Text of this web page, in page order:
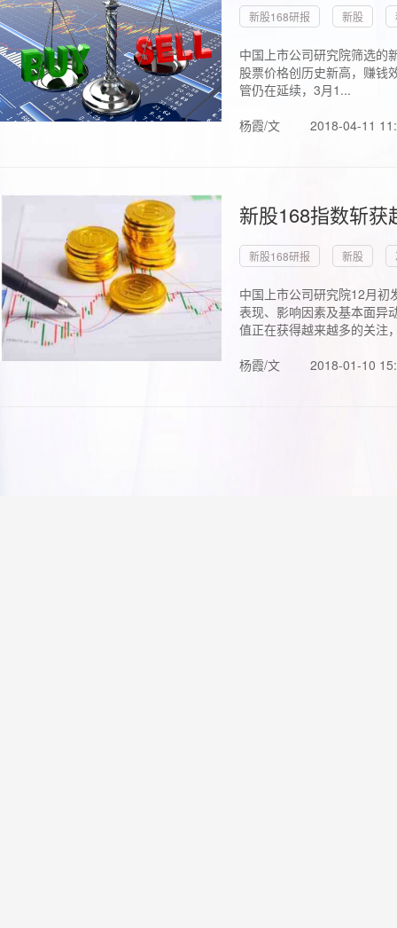
新股168研报 新股
中国上市公司研究院筛选的
股票价格创历史新高，赚钱
管仍在延续，3月1...
杨霞/文
2018-04-11
新股168指数斩
新股168研报 新股
中国上市公司研究院12月初
表现、影响因素及基本面异
值正在获得越来越多的关注
杨霞/文
2018-01-10